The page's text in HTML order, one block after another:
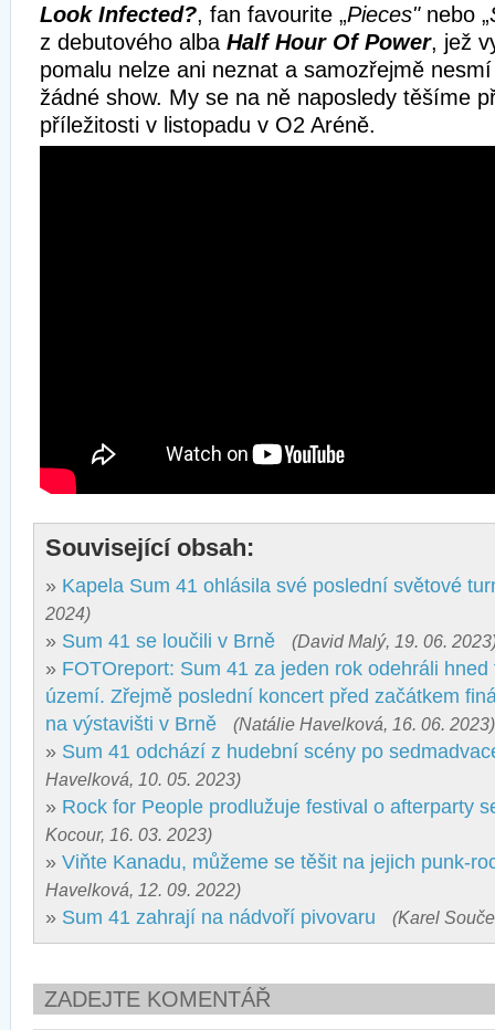
Look Infected?, fan favourite „Pieces"nebo „
z debutového alba Half Hour Of Power, jež
pomalu nelze ani neznat a samozřejmě
žádné show. My se na ně naposledy těšíme
příležitosti v listopadu v O2 Aréně.
Související obsah:
» Kapela Sum 41 ohlásila své poslední světové
2024)
» Sum 41 se loučili v Brně (David Malý, 19. 06.
» FOTOreport: Sum 41 za jeden rok odehráli
území. Zřejmě poslední koncert před začátkem
na výstavišti v Brně
(Natálie Havelková, 16. 06. 2023)
» Sum 41 odchází z hudební scény po
Havelková, 10. 05. 2023)
» Rock for People prodlužuje festival o afterparty
Kocour, 16. 03. 2023)
» Viňte Kanadu, můžeme se těšit na jejich punk-
Havelková, 12. 09. 2022)
» Sum 41 zahrají na nádvoří pivovaru (Karel
ZADEJTE KOMENTÁŘ